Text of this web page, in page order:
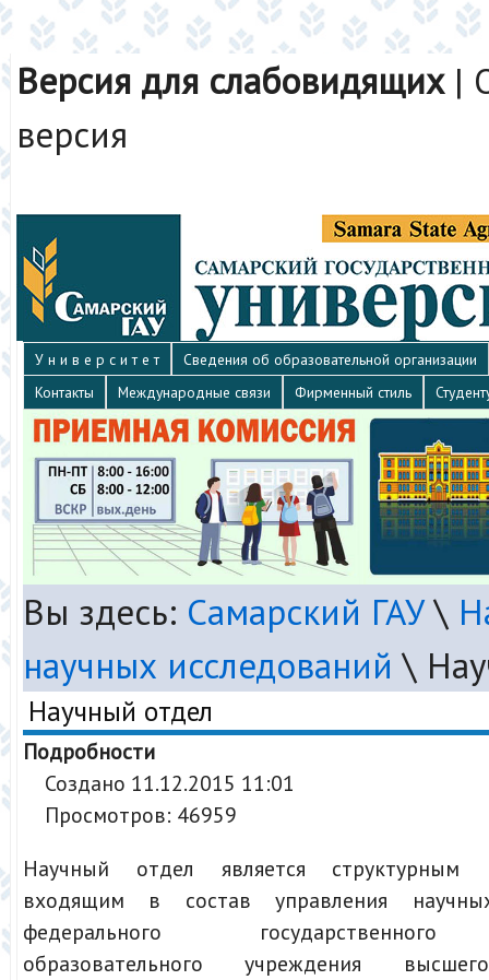
Версия для слабовидящих|
версия
У н и в е р с и т е т
Сведения об образовательной организации
Контакты
Международные связи Фирменный стиль
Вы здесь: Самарский ГАУ\
научных исследований \
Научный отдел
Подробности
Создано 11.12.2015 11:01
Просмотров: 46959
Научный отдел является структурным
входящим в состав управления
федерального
образовательного учреждения